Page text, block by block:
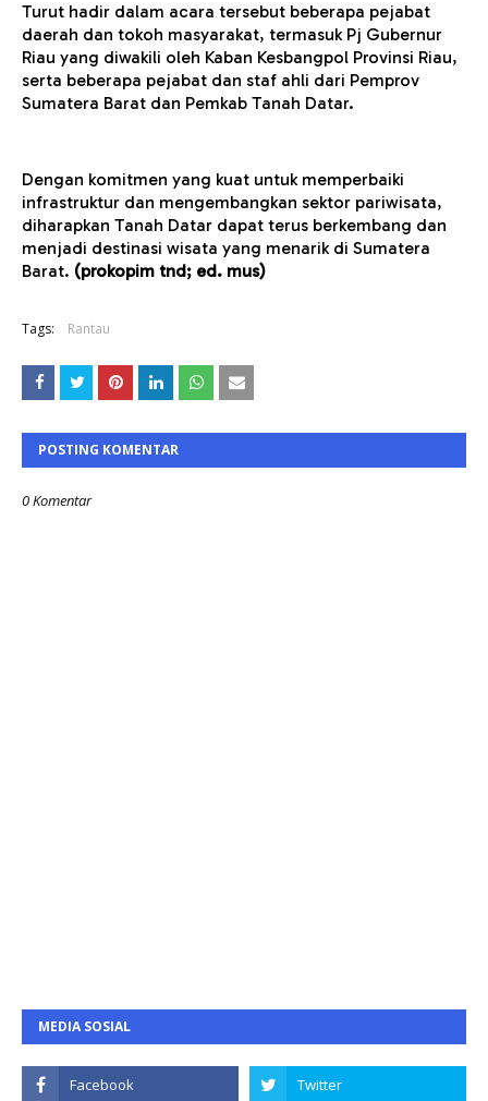
Turut hadir dalam acara tersebut beberapa pejabat
daerah dan tokoh masyarakat, termasuk Pj Gubernur
Riau yang diwakili oleh Kaban Kesbangpol Provinsi Riau,
serta beberapa pejabat dan staf ahli dari Pemprov
Sumatera Barat dan Pemkab Tanah Datar.
Dengan komitmen yang kuat untuk memperbaiki
infrastruktur dan mengembangkan sektor pariwisata,
diharapkan Tanah Datar dapat terus berkembang dan
menjadi destinasi wisata yang menarik di Sumatera
Barat. (prokopim tnd; ed. mus)
Tags: Rantau
POSTING KOMENTAR
0 Komentar
MEDIA SOSIAL